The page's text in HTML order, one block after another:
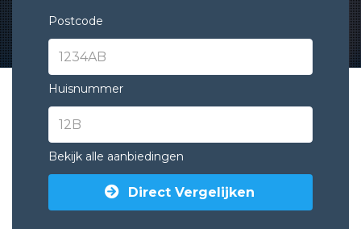
Postcode
Huisnummer
Bekijk alle aanbiedingen
Direct Vergelijken